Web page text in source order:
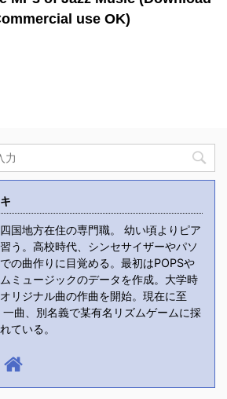
use OK)
国地方在住の専門職。 幼い頃よりピア
習う。高校時代、シンセサイザーやパソ
の曲作りに目覚める。最初はPOPSや
ミュージックのデータを作成。大学時
リジナル曲の作曲を開始。現在に至
一曲、別名義で某有名リズムゲームに採
ている。